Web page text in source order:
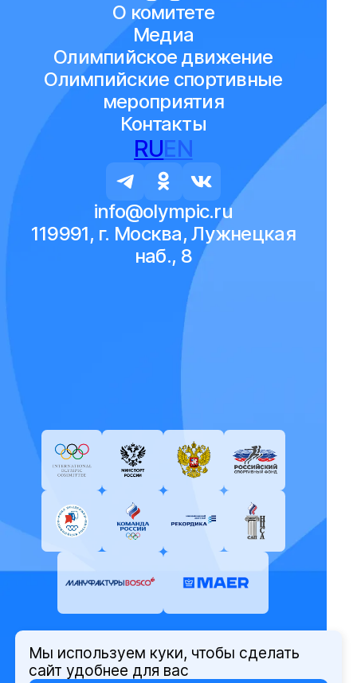
О комитете
Медиа
Олимпийское движение
Олимпийские спортивные
мероприятия
Контакты
RUEN
info@olympic.ru
119991, г. Москва, Лужнецкая
наб., 8
© Олимпийский комитет России,
Мы используем куки, чтобы сделать
сайт удобнее для вас